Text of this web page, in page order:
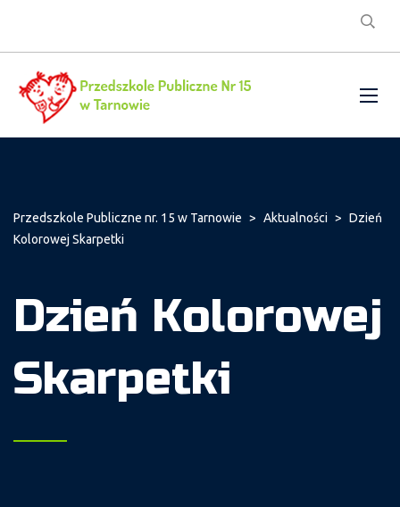
Przedszkole Publiczne nr. 15 w Tarnowie > Aktualności > Dzień
Kolorowej Skarpetki
Dzień Kolorowej
Skarpetki